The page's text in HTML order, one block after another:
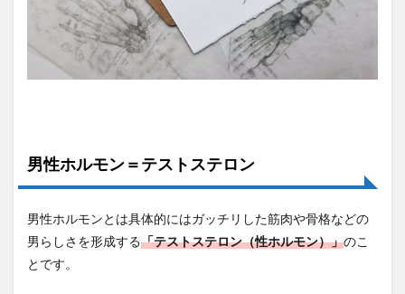
男性ホルモン＝テストステロン
男性ホルモンとは具体的にはガッチリした筋肉や骨格などの
男らしさを形成する「テストステロン（性ホルモン）」のこ
とです。